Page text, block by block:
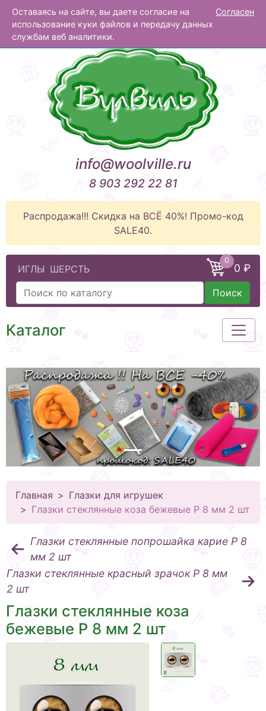
Оставаясь на сайте, вы даете согласие на
использование куки файлов и передачу данных
службам веб аналитики.
Согласен
Вулвиль
info@woolville.ru
8 903 292 22 81
Распродажа!!! Скидка на ВСЁ 40%! Промо-код
SALE40.
ИГЛЫ ШЕРСТЬ
0
0 ₽
Поиск
Каталог
Главная
Глазки для игрушек
Глазки стеклянные коза бежевые Р 8 мм 2 шт
Глазки стеклянные попрошайка карие Р 8
мм 2 шт
Глазки стеклянные красный зрачок Р 8 мм
2 шт
Глазки стеклянные коза
бежевые Р 8 мм 2 шт